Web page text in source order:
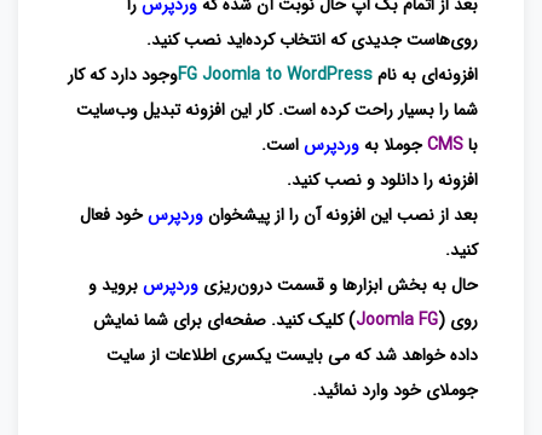
روی‌هاست جدیدی که انتخاب کرده‌اید نصب کنید.
افزونه‌ای به نامFG Joomla to WordPressوجود دارد که کار
شما را بسیار راحت کرده است. کار این افزونه تبدیل وب‌سایت
باCMSجوملا بهوردپرساست.
افزونه را دانلود و نصب کنید.
بعد از نصب این افزونه آن را از پیشخوانوردپرسخود فعال
کنید.
حال به بخش ابزارها و قسمت درون‌ریزیوردپرسبروید و
روی (Joomla FG) کلیک کنید. صفحه‌ای برای شما نمایش
داده خواهد شد که می بایست یکسری اطلاعات از سایت
جوملای خود وارد نمائید.